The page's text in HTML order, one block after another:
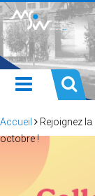
Accueil
Rejoignez
octobre !